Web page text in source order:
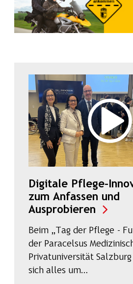
Digitale Pflege-
zum Anfassen und
Ausprobieren(Video
Beim „Tag der Pflege -
der Paracelsus
Privatuniversität Salzburg
sich alles um…